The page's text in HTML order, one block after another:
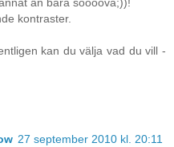
än bara soooova;))!
kontraster.
kan du välja vad du vill -
27 september 2010 kl. 20:11